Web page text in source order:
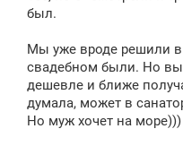
был.
Мы уже вроде решили
свадебном были. Но
дешевле и ближе
думала, может в
Но муж хочет на море)))